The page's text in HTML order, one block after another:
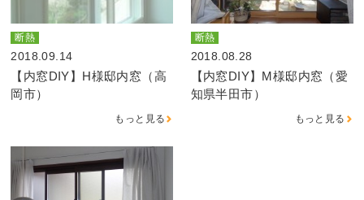
断熱
2018.09.14
【内窓DIY】H様邸内窓（高
岡市）
もっと見る
断熱
2018.08.28
【内窓DIY】M様邸内窓（愛
知県半田市）
もっと見る